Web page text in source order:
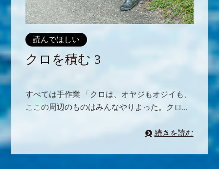
読んでほしい
クロを積む 3
すべては手作業 「クロは、オヤジもオジイも、
ここの周辺のものはみんなやりよった。クロ...
続きを読む